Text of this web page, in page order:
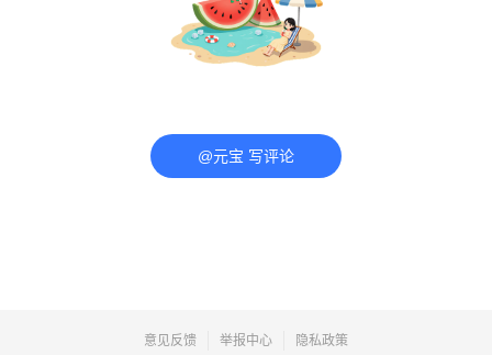
@元宝 写评论
意见反馈 举报中心 隐私政策